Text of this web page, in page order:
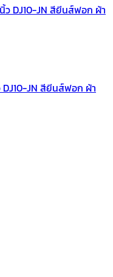
DJ10-JN สียีนส์ฟอก ผ้า